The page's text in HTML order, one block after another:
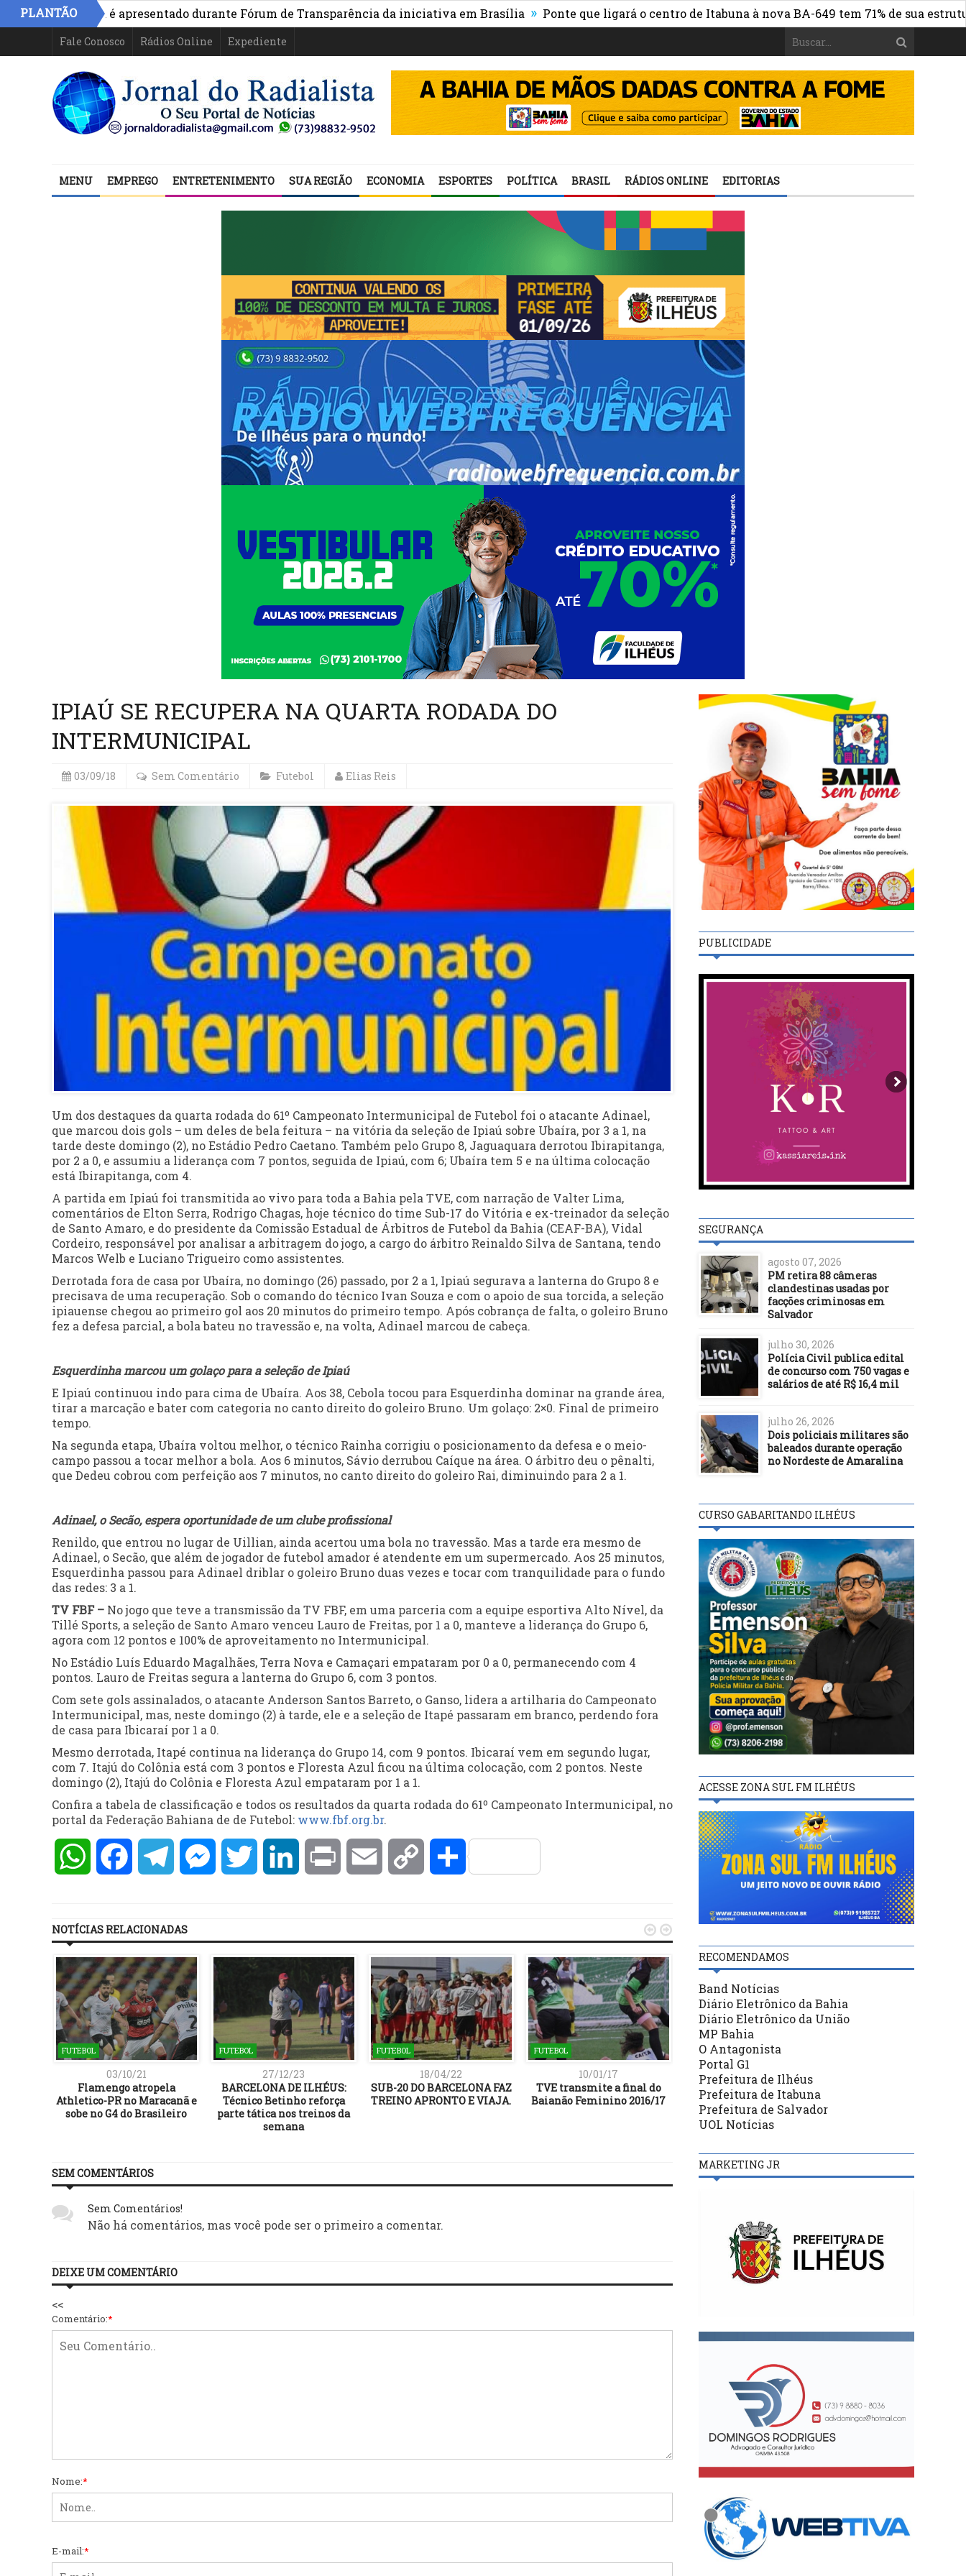
PLANTÃO
na Bahia é apresentado durante Fórum de Transparência da iniciativa em Brasília » Ponte que ligará o centro de Itabuna à nova BA-649 tem 71% de sua estrutura de
Fale Conosco Rádios Online Expediente
MENU EMPREGO ENTRETENIMENTO SUA REGIÃO ECONOMIA ESPORTES POLÍTICA BRASIL RÁDIOS ONLINE EDITORIAS
IPIAÚ SE RECUPERA NA QUARTA RODADA DO
INTERMUNICIPAL
03/09/18 Sem Comentário Futebol Elias Reis
Um dos destaques da quarta rodada do 61º Campeonato Intermunicipal de Futebol foi o atacante Adinael,
que marcou dois gols – um deles de bela feitura – na vitória da seleção de Ipiaú sobre Ubaíra, por 3 a 1, na
tarde deste domingo (2), no Estádio Pedro Caetano. Também pelo Grupo 8, Jaguaquara derrotou Ibirapitanga,
por 2 a 0, e assumiu a liderança com 7 pontos, seguida de Ipiaú, com 6; Ubaíra tem 5 e na última colocação
está Ibirapitanga, com 4.
A partida em Ipiaú foi transmitida ao vivo para toda a Bahia pela TVE, com narração de Valter Lima,
comentários de Elton Serra, Rodrigo Chagas, hoje técnico do time Sub-17 do Vitória e ex-treinador da seleção
de Santo Amaro, e do presidente da Comissão Estadual de Árbitros de Futebol da Bahia (CEAF-BA), Vidal
Cordeiro, responsável por analisar a arbitragem do jogo, a cargo do árbitro Reinaldo Silva de Santana, tendo
Marcos Welb e Luciano Trigueiro como assistentes.
Derrotada fora de casa por Ubaíra, no domingo (26) passado, por 2 a 1, Ipiaú segurava a lanterna do Grupo 8 e
precisava de uma recuperação. Sob o comando do técnico Ivan Souza e com o apoio de sua torcida, a seleção
ipiauense chegou ao primeiro gol aos 20 minutos do primeiro tempo. Após cobrança de falta, o goleiro Bruno
fez a defesa parcial, a bola bateu no travessão e, na volta, Adinael marcou de cabeça.
Esquerdinha marcou um golaço para a seleção de Ipiaú
E Ipiaú continuou indo para cima de Ubaíra. Aos 38, Cebola tocou para Esquerdinha dominar na grande área,
tirar a marcação e bater com categoria no canto direito do goleiro Bruno. Um golaço: 2×0. Final de primeiro
tempo.
Na segunda etapa, Ubaíra voltou melhor, o técnico Rainha corrigiu o posicionamento da defesa e o meio-
campo passou a tocar melhor a bola. Aos 6 minutos, Sávio derrubou Caíque na área. O árbitro deu o pênalti,
que Dedeu cobrou com perfeição aos 7 minutos, no canto direito do goleiro Rai, diminuindo para 2 a 1.
Adinael, o Secão, espera oportunidade de um clube profissional
Renildo, que entrou no lugar de Uillian, ainda acertou uma bola no travessão. Mas a tarde era mesmo de
Adinael, o Secão, que além de jogador de futebol amador é atendente em um supermercado. Aos 25 minutos,
Esquerdinha passou para Adinael driblar o goleiro Bruno duas vezes e tocar com tranquilidade para o fundo
das redes: 3 a 1.
TV FBF – No jogo que teve a transmissão da TV FBF, em uma parceria com a equipe esportiva Alto Nível, da
Tillé Sports, a seleção de Santo Amaro venceu Lauro de Freitas, por 1 a 0, manteve a liderança do Grupo 6,
agora com 12 pontos e 100% de aproveitamento no Intermunicipal.
No Estádio Luís Eduardo Magalhães, Terra Nova e Camaçari empataram por 0 a 0, permanecendo com 4
pontos. Lauro de Freitas segura a lanterna do Grupo 6, com 3 pontos.
Com sete gols assinalados, o atacante Anderson Santos Barreto, o Ganso, lidera a artilharia do Campeonato
Intermunicipal, mas, neste domingo (2) à tarde, ele e a seleção de Itapé passaram em branco, perdendo fora
de casa para Ibicaraí por 1 a 0.
Mesmo derrotada, Itapé continua na liderança do Grupo 14, com 9 pontos. Ibicaraí vem em segundo lugar,
com 7. Itajú do Colônia está com 3 pontos e Floresta Azul ficou na última colocação, com 2 pontos. Neste
domingo (2), Itajú do Colônia e Floresta Azul empataram por 1 a 1.
Confira a tabela de classificação e todos os resultados da quarta rodada do 61º Campeonato Intermunicipal, no
portal da Federação Bahiana de de Futebol: www.fbf.org.br.
WhatsAppFacebookTelegramMessengerTwitter LinkedInPrint Email Copy Compartilhar
NOTÍCIAS RELACIONADAS
FUTEBOL
03/10/21
Flamengo atropela
Athletico-PR no Maracanã e
sobe no G4 do Brasileiro
FUTEBOL
27/12/23
BARCELONA DE ILHÉUS:
Técnico Betinho reforça
parte tática nos treinos da
semana
FUTEBOL
18/04/22
SUB-20 DO BARCELONA FAZ
TREINO APRONTO E VIAJA.
FUTEBOL
10/01/17
TVE transmite a final do
Baianão Feminino 2016/17
FUTEBOL
30/01/20
BAHIA VENCE O BAHIA DE
FEIRA E ASSUME
LIDERANÇA DO BAIANÃO
 
SEM COMENTÁRIOS
Sem Comentários!
Não há comentários, mas você pode ser o primeiro a comentar.
DEIXE UM COMENTÁRIO
<<
Comentário:*
Nome:*
E-mail:*
PUBLICIDADE
SEGURANÇA
agosto 07, 2026
PM retira 88 câmeras
clandestinas usadas por
facções criminosas em
Salvador
julho 30, 2026
Polícia Civil publica edital
de concurso com 750 vagas e
salários de até R$ 16,4 mil
julho 26, 2026
Dois policiais militares são
baleados durante operação
no Nordeste de Amaralina
CURSO GABARITANDO ILHÉUS
ACESSE ZONA SUL FM ILHÉUS
RECOMENDAMOS
Band Notícias
Diário Eletrônico da Bahia
Diário Eletrônico da União
MP Bahia
O Antagonista
Portal G1
Prefeitura de Ilhéus
Prefeitura de Itabuna
Prefeitura de Salvador
UOL Notícias
MARKETING JR